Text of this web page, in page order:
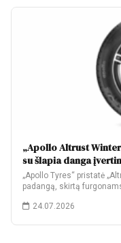
„Apollo Altrust
su šlapia danga
„Apollo Tyres“ pristatė
padangą, skirtą
24.07.2026